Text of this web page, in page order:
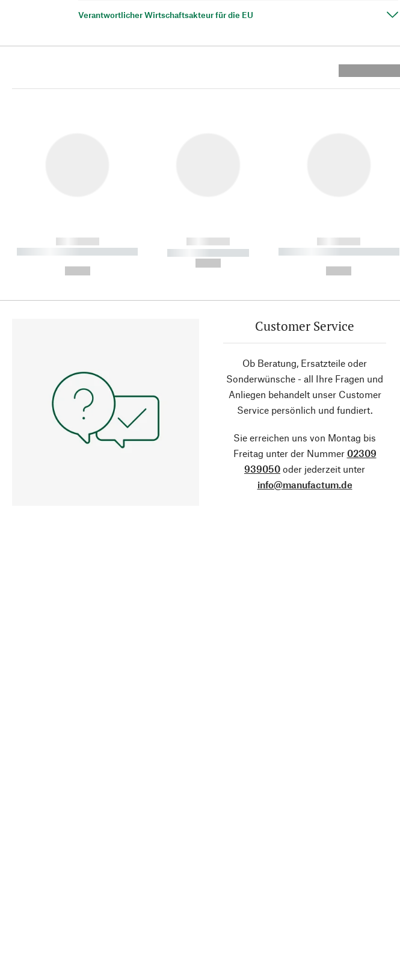
Verantwortlicher Wirtschaftsakteur für die EU
------------
----------- ----------- ----------
------------
----------- -----------
------------
----------- ----------- ----------
Customer Service
Ob Beratung, Ersatzteile oder
Sonderwünsche - all Ihre Fragen und
Anliegen behandelt unser Customer
Service persönlich und fundiert.
Sie erreichen uns von Montag bis
Freitag unter der Nummer 02309
939050 oder jederzeit unter
info@manufactum.de